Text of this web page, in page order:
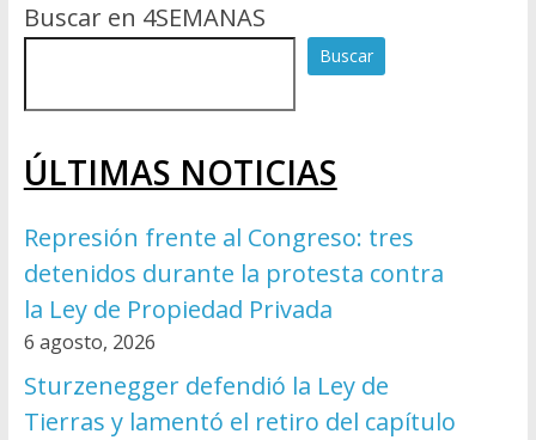
Buscar en 4SEMANAS
Buscar
ÚLTIMAS NOTICIAS
Represión frente al Congreso: tres
detenidos durante la protesta contra
la Ley de Propiedad Privada
6 agosto, 2026
Sturzenegger defendió la Ley de
Tierras y lamentó el retiro del capítulo